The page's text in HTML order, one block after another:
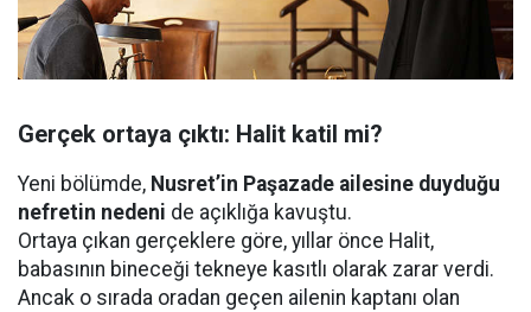
Gerçek ortaya çıktı: Halit katil mi?
Yeni bölümde, Nusret’in Paşazade ailesine duyduğu
nefretin nedeni de açıklığa kavuştu.
Ortaya çıkan gerçeklere göre, yıllar önce Halit,
babasının bineceği tekneye kasıtlı olarak zarar verdi.
Ancak o sırada oradan geçen ailenin kaptanı olan